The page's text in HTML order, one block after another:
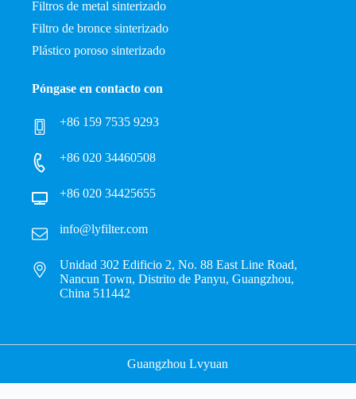
Filtros de metal sinterizado
Filtro de bronce sinterizado
Plástico poroso sinterizado
Póngase en contacto con
+86 159 7535 9293
+86 020 34460508
+86 020 34425655
info@lyfilter.com
Unidad 302 Edificio 2, No. 88 East Line Road,
Nancun Town, Distrito de Panyu, Guangzhou,
China 511442
Guangzhou Lvyuan